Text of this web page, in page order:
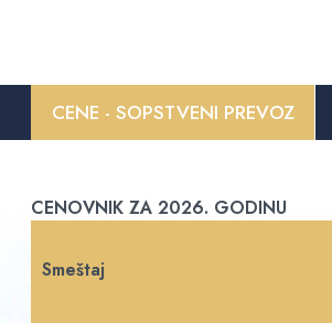
CENE - SOPSTVENI PREVOZ
CENOVNIK ZA 2026. GODINU
Smeštaj